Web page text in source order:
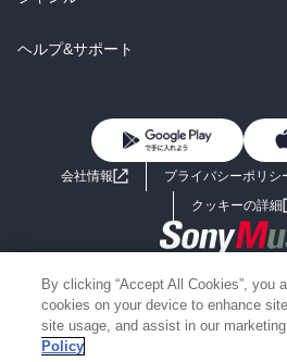
BL・TL
雑誌・グラビア
ラノベ
コミック
ライトノベル 男
小説
海
ミステリー SF
歴史・時代小説
ヘルプ&サポート
よくあるご質問 お
会社情報 プライバシーポリシ
クッキーの詳細
Copyright 2017 - 2026 Sony Music
Information on the site is for the
powered by
By clicking “Accept All Cookies”, you
cookies on your device to enhance
site usage, and assist in our
Policy